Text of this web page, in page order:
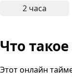
2 часа
Что
Этот онлайн